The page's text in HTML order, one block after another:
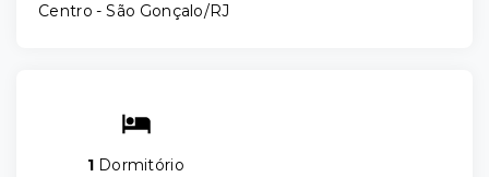
Centro - São Gonçalo/RJ
1 Dormitório